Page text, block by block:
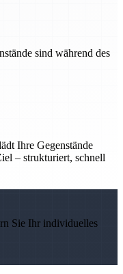
sind während des
Ihre Gegenstände
– strukturiert, schnell
Sie Ihr individuelles